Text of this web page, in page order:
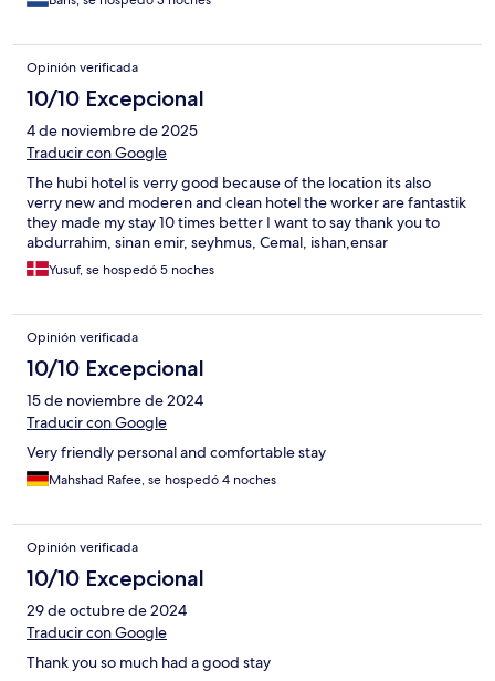
Opinión verificada
10/10 Excepcional
4 de noviembre de 2025
Traducir con Google
The hubi hotel is verry good because of the location its also
verry new and moderen and clean hotel the worker are fantastik
they made my stay 10 times better I want to say thank you to
abdurrahim, sinan emir, seyhmus, Cemal, ishan,ensar
Yusuf, se hospedó 5 noches
Opinión verificada
10/10 Excepcional
15 de noviembre de 2024
Traducir con Google
Very friendly personal and comfortable stay
Mahshad Rafee, se hospedó 4 noches
Opinión verificada
10/10 Excepcional
29 de octubre de 2024
Traducir con Google
Thank you so much had a good stay